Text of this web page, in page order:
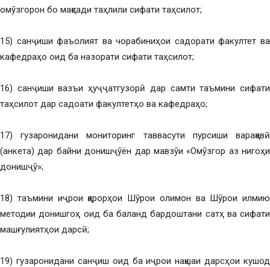
омӯзгорон бо мақсади таҳлили сифати таҳсилот;
15) санҷиши фаъолият ва чорабиниҳои садорати факултет ва
кафедраҳо оид ба назорати сифати таҳсилот;
16) санҷиши вазъи ҳуҷҷатгузорӣ дар самти таъмини сифати
таҳсилот дар садоати факултетҳо ва кафедраҳо;
17) гузаронидани мониторинг таввасути пурсиши варақавӣ
(анкета) дар байни донишҷӯён дар мавзӯи «Омӯзгор аз нигоҳи
донишҷӯ»;
18) таъмини иҷрои қарорҳои Шӯрои олимон ва Шӯрои илмию
методии донишгоҳ оид ба баланд бардоштани сатҳ ва сифати
машғулиятҳои дарсӣ;
19) гузаронидани санҷиш оид ба иҷрои нақшаи дарсҳои кушод